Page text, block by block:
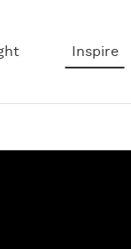
Inspire